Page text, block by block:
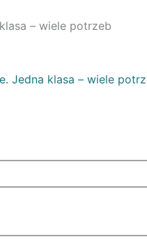
– wiele potrzeb
Jedna klasa – wiele